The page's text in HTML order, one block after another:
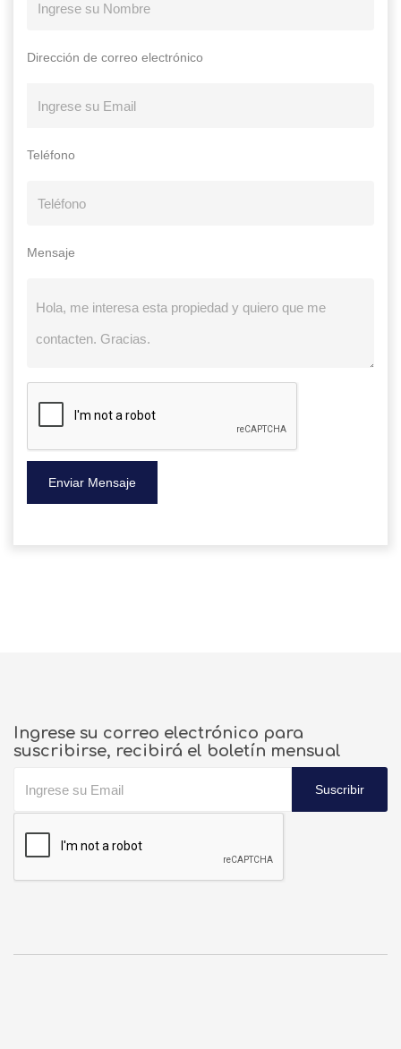
Dirección de correo electrónico
Teléfono
Mensaje
Enviar Mensaje
Ingrese su correo electrónico para
suscribirse, recibirá el boletín mensual
Suscribir